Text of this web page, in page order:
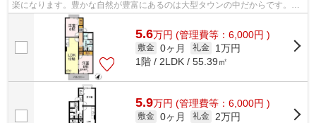
楽になります。豊かな自然が豊富にあるのは大型タウンの中だからです。洗
濯物も自然乾燥ですぐ乾く通風良好な...
5.6万円 (管理費等：6,000円 )
敷金 0ヶ月 礼金
1万円
1階 / 2LDK / 55.39㎡
5.9万円 (管理費等：6,000円 )
敷金 0ヶ月 礼金
2万円